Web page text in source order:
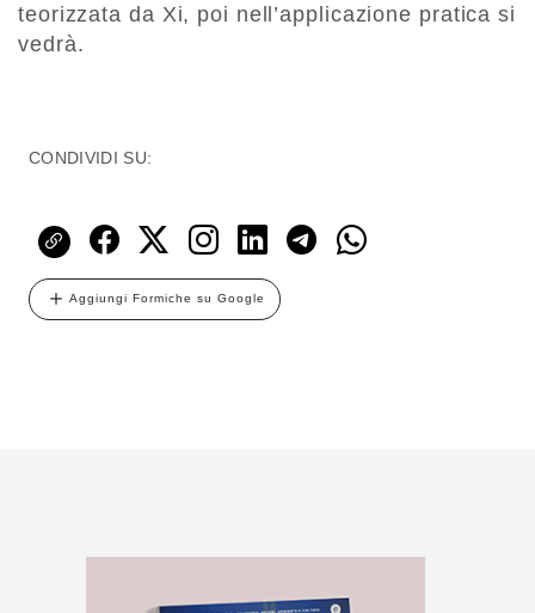
teorizzata da Xi, poi nell’applicazione pratica si
vedrà.
CONDIVIDI SU:
Aggiungi Formiche su Google